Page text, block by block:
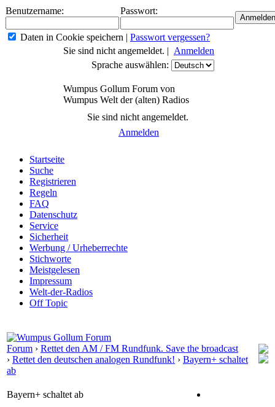
Benutzername: Passwort:
Daten in Cookie speichern | Passwort vergessen?
Sie sind nicht angemeldet. | Anmelden
Sprache auswählen:
Wumpus Gollum Forum von
Wumpus Welt der (alten) Radios
Sie sind nicht angemeldet.
Anmelden
Startseite
Suche
Registrieren
Regeln
FAQ
Datenschutz
Service
Sicherheit
Werbung / Urheberrechte
Stichworte
Meistgelesen
Impressum
Welt-der-Radios
Off Topic
Forum › Rettet den AM / FM Rundfunk. Save the broadcast
› Rettet den deutschen analogen Rundfunk! › Bayern+ schaltet
ab
Bayern+ schaltet ab